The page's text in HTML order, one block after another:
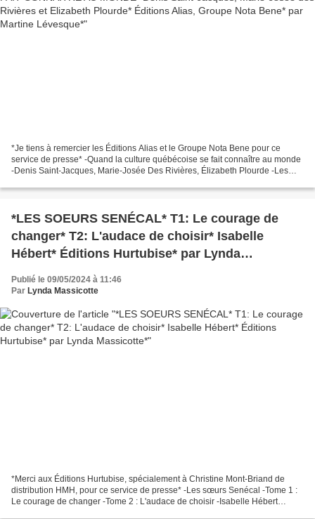
*Je tiens à remercier les Éditions Alias et le Groupe Nota Bene pour ce
service de presse* -Quand la culture québécoise se fait connaître au monde
-Denis Saint-Jacques, Marie-Josée Des Rivières, Élizabeth Plourde -Les
*LES SOEURS SENÉCAL* T1: Le courage de
changer* T2: L'audace de choisir* Isabelle
Hébert* Éditions Hurtubise* par Lynda
Massicotte*
Publié le 09/05/2024 à 11:46
Par Lynda Massicotte
*Merci aux Éditions Hurtubise, spécialement à Christine Mont-Briand de
distribution HMH, pour ce service de presse* -Les sœurs Senécal -Tome 1 :
Le courage de changer -Tome 2 : L'audace de choisir -Isabelle Hébert